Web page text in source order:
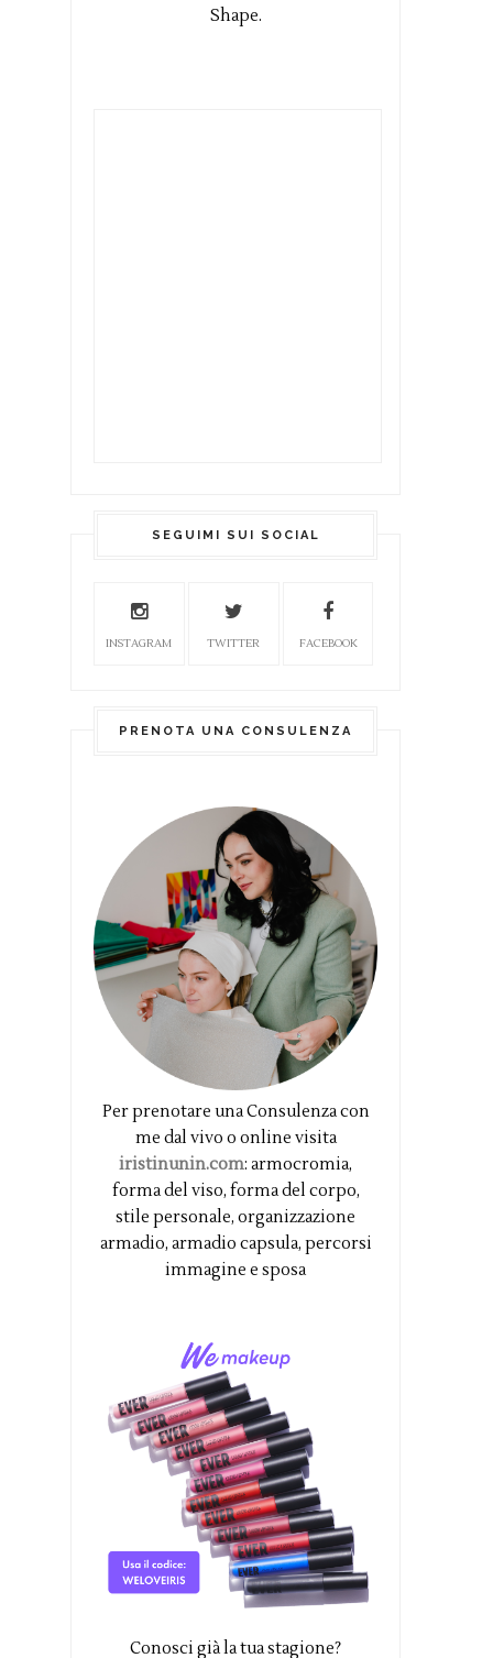
Shape.
SEGUIMI SUI SOCIAL
INSTAGRAM TWITTER FACEBOOK
PRENOTA UNA CONSULENZA
Per prenotare una Consulenza con
me dal vivo o online visita
iristinunin.com: armocromia,
forma del viso, forma del corpo,
stile personale, organizzazione
armadio, armadio capsula, percorsi
immagine e sposa
Conosci già la tua stagione?